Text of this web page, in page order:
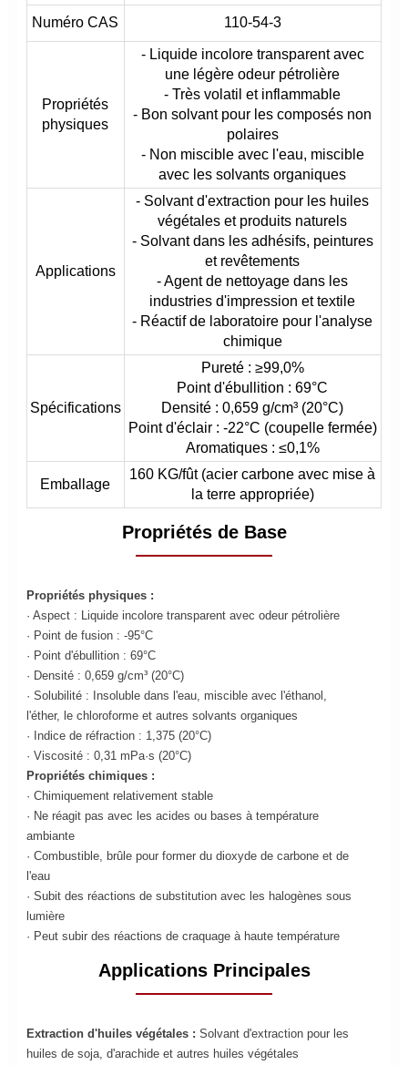
Numéro CAS 110-54-3
Propriétés
physiques
- Liquide incolore transparent avec
une légère odeur pétrolière
- Très volatil et inflammable
- Bon solvant pour les composés non
polaires
- Non miscible avec l'eau, miscible
avec les solvants organiques
Applications
- Solvant d'extraction pour les huiles
végétales et produits naturels
- Solvant dans les adhésifs, peintures
et revêtements
- Agent de nettoyage dans les
industries d'impression et textile
- Réactif de laboratoire pour l'analyse
chimique
Spécifications
Pureté : ≥99,0%
Point d'ébullition : 69°C
Densité : 0,659 g/cm³ (20°C)
Point d'éclair : -22°C (coupelle fermée)
Aromatiques : ≤0,1%
Emballage
160 KG/fût (acier carbone avec mise à
la terre appropriée)
Propriétés de Base
Propriétés physiques :
· Aspect : Liquide incolore transparent avec odeur pétrolière
· Point de fusion : -95°C
· Point d'ébullition : 69°C
· Densité : 0,659 g/cm³ (20°C)
· Solubilité : Insoluble dans l'eau, miscible avec l'éthanol,
l'éther, le chloroforme et autres solvants organiques
· Indice de réfraction : 1,375 (20°C)
· Viscosité : 0,31 mPa·s (20°C)
Propriétés chimiques :
· Chimiquement relativement stable
· Ne réagit pas avec les acides ou bases à température
ambiante
· Combustible, brûle pour former du dioxyde de carbone et de
l'eau
· Subit des réactions de substitution avec les halogènes sous
lumière
· Peut subir des réactions de craquage à haute température
Applications Principales
Extraction d'huiles végétales : Solvant d'extraction pour les
huiles de soja, d'arachide et autres huiles végétales